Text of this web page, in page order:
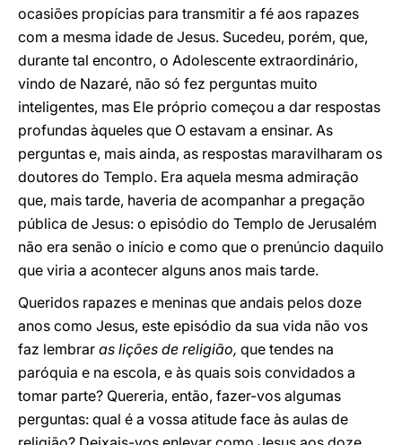
ocasiões propícias para transmitir a fé aos rapazes
com a mesma idade de Jesus. Sucedeu, porém, que,
durante tal encontro, o Adolescente extraordinário,
vindo de Nazaré, não só fez perguntas muito
inteligentes, mas Ele próprio começou a dar respostas
profundas àqueles que O estavam a ensinar. As
perguntas e, mais ainda, as respostas maravilharam os
doutores do Templo. Era aquela mesma admiração
que, mais tarde, haveria de acompanhar a pregação
pública de Jesus: o episódio do Templo de Jerusalém
não era senão o início e como que o prenúncio daquilo
que viria a acontecer alguns anos mais tarde.
Queridos rapazes e meninas que andais pelos doze
anos como Jesus, este episódio da sua vida não vos
faz lembrar as lições de religião, que tendes na
paróquia e na escola, e às quais sois convidados a
tomar parte? Quereria, então, fazer-vos algumas
perguntas: qual é a vossa atitude face às aulas de